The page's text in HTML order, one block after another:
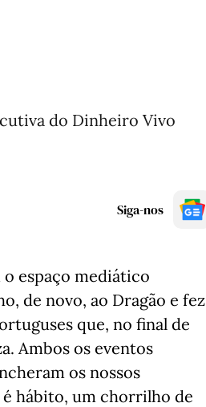
do Dinheiro Vivo
Siga-nos
espaço mediático
de novo, ao Dragão e fez
que, no final de
Ambos os eventos
os nossos
hábito, um chorrilho de